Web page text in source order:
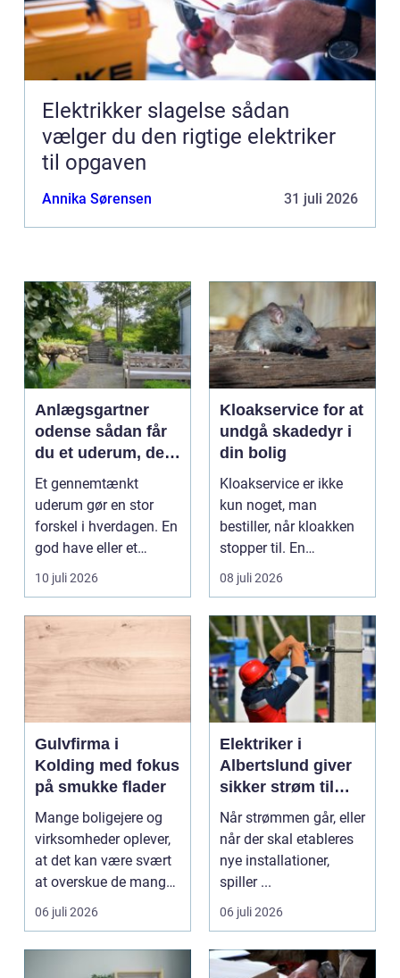
Elektrikker slagelse sådan
vælger du den rigtige elektriker
til opgaven
Annika Sørensen 31 juli 2026
Anlægsgartner
odense sådan får
du et uderum, der
holder i mange år
Et gennemtænkt
uderum gør en stor
forskel i hverdagen. En
god have eller et
velplejet fællesareal
gi...
10 juli 2026
Kloakservice for at
undgå skadedyr i
din bolig
Kloakservice er ikke
kun noget, man
bestiller, når kloakken
stopper til. En
systematisk gennem...
08 juli 2026
Gulvfirma i
Kolding med fokus
på smukke flader
Mange boligejere og
virksomheder oplever,
at det kan være svært
at overskue de mange
gul...
06 juli 2026
Elektriker i
Albertslund giver
sikker strøm til
danske boliger
Når strømmen går, eller
når der skal etableres
nye installationer,
spiller ...
06 juli 2026